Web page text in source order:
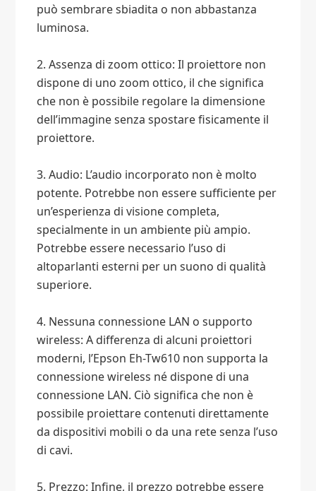
può sembrare sbiadita o non abbastanza
luminosa.
2. Assenza di zoom ottico: Il proiettore non
dispone di uno zoom ottico, il che significa
che non è possibile regolare la dimensione
dell’immagine senza spostare fisicamente il
proiettore.
3. Audio: L’audio incorporato non è molto
potente. Potrebbe non essere sufficiente per
un’esperienza di visione completa,
specialmente in un ambiente più ampio.
Potrebbe essere necessario l’uso di
altoparlanti esterni per un suono di qualità
superiore.
4. Nessuna connessione LAN o supporto
wireless: A differenza di alcuni proiettori
moderni, l’Epson Eh-Tw610 non supporta la
connessione wireless né dispone di una
connessione LAN. Ciò significa che non è
possibile proiettare contenuti direttamente
da dispositivi mobili o da una rete senza l’uso
di cavi.
5. Prezzo: Infine, il prezzo potrebbe essere